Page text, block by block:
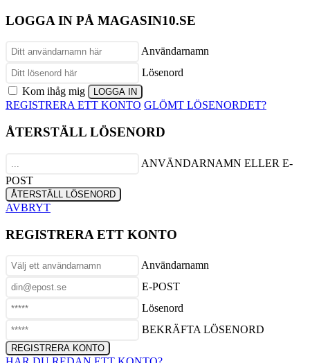
LOGGA IN PÅ MAGASIN10.SE
Användarnamn
Lösenord
Kom ihåg mig
REGISTRERA ETT KONTO GLÖMT LÖSENORDET?
ÅTERSTÄLL LÖSENORD
ANVÄNDARNAMN ELLER E-
POST
AVBRYT
REGISTRERA ETT KONTO
Användarnamn
E-POST
Lösenord
BEKRÄFTA LÖSENORD